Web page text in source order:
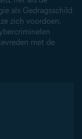
als Gedragsschild
zich voordoen.
met de